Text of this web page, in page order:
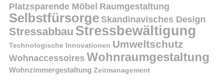
Platzsparende Möbel Raumgestaltung
Selbstfürsorge Skandinavisches Design
Stressabbau Stressbewältigung
Technologische Innovationen Umweltschutz
Wohnaccessoires Wohnraumgestaltung
Wohnzimmergestaltung Zeitmanagement